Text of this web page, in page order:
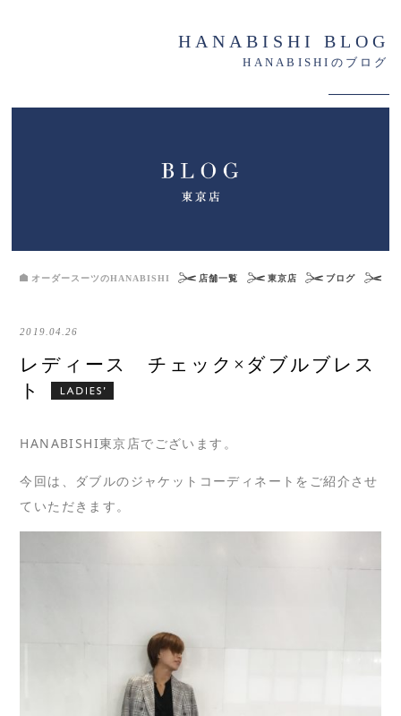
HANABISHI BLOG
HANABISHIのブログ
オーダースーツのHANABISHI 店舗一覧 東京店 ブログ
2019.04.26
レディース チェック×ダブルブレス
ト
HANABISHI東京店でございます。
今回は、ダブルのジャケットコーディネートをご紹介させ
ていただきます。